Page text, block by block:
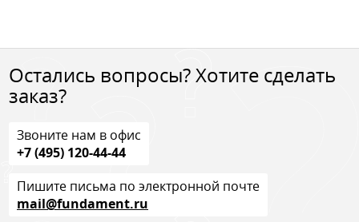
Остались вопросы? Хотите сделать
заказ?
Звоните нам в офис
+7 (495) 120-44-44
Пишите письма по электронной почте
mail@fundament.ru